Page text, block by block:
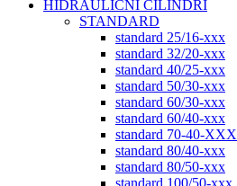
HIDRAULIČNI CILINDRI
STANDARD
standard 25/16-xxx
standard 32/20-xxx
standard 40/25-xxx
standard 50/30-xxx
standard 60/30-xxx
standard 60/40-xxx
standard 70-40-XXX
standard 80/40-xxx
standard 80/50-xxx
standard 100/50-xxx